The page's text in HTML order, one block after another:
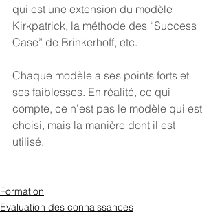
qui est une extension du modèle
Kirkpatrick, la méthode des “Success
Case” de Brinkerhoff, etc.
Chaque modèle a ses points forts et
ses faiblesses. En réalité, ce qui
compte, ce n’est pas le modèle qui est
choisi, mais la manière dont il est
utilisé.
Formation
Evaluation des connaissances